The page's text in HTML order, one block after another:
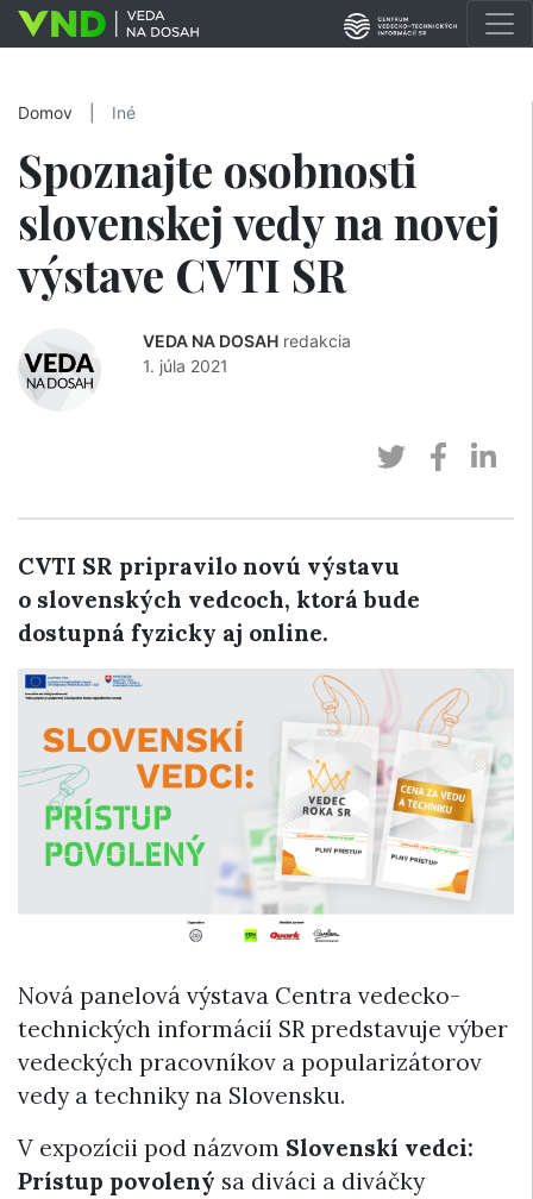
Domov Iné
Spoznajte osobnosti
slovenskej vedy na novej
výstave CVTI SR
VEDA NA DOSAH redakcia
1. júla 2021
CVTI SR pripravilo novú výstavu
o slovenských vedcoch, ktorá bude
dostupná fyzicky aj online.
Nová panelová výstava Centra vedecko-
technických informácií SR predstavuje výber
vedeckých pracovníkov a popularizátorov
vedy a techniky na Slovensku.
V expozícii pod názvom Slovenskí vedci:
Prístup povolený sa diváci a diváčky